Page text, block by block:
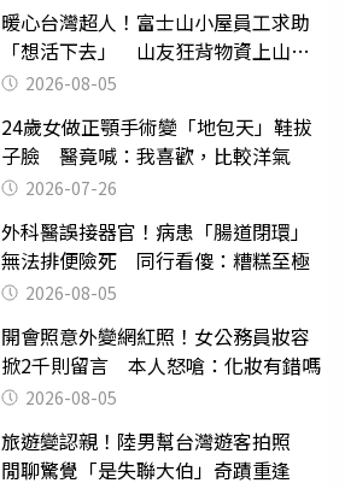
暖心台灣超人！富士山小屋員工求助
「想活下去」 山友狂背物資上山：
台灣真的是寶島
2026-08-05
24歲女做正顎手術變「地包天」鞋拔
子臉 醫竟喊：我喜歡，比較洋氣
2026-07-26
外科醫誤接器官！病患「腸道閉環」
無法排便險死 同行看傻：糟糕至極
2026-08-05
開會照意外變網紅照！女公務員妝容
掀2千則留言 本人怒嗆：化妝有錯嗎
2026-08-05
旅遊變認親！陸男幫台灣遊客拍照
閒聊驚覺「是失聯大伯」奇蹟重逢